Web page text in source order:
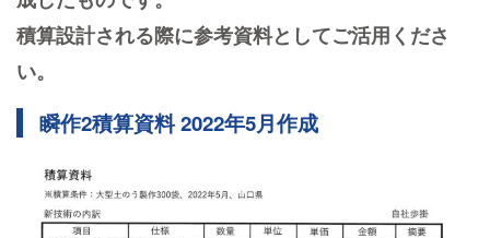
積算設計される際に参考資料としてご活用くださ
い。
瞬作2積算資料 2022年5月作成